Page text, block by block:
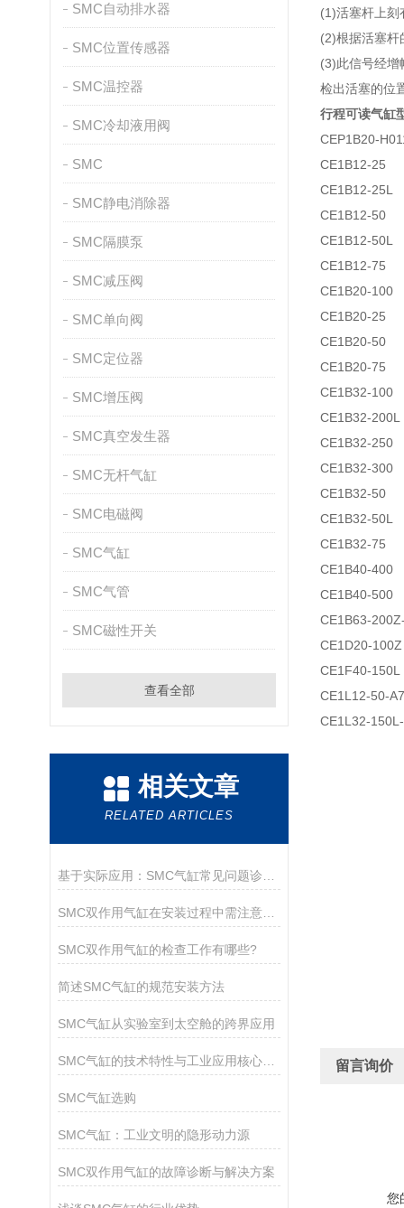
SMC自动排水器
SMC位置传感器
SMC温控器
SMC冷却液用阀
SMC
SMC静电消除器
SMC隔膜泵
SMC减压阀
SMC单向阀
SMC定位器
SMC增压阀
SMC真空发生器
SMC无杆气缸
SMC电磁阀
SMC气缸
SMC气管
SMC磁性开关
查看全部
相关文章
RELATED ARTICLES
SMC双作用气缸在安装过程中需注意以下关键事项
SMC双作用气缸的检查工作有哪些?
简述SMC气缸的规范安装方法
SMC气缸从实验室到太空舱的跨界应用
SMC气缸的技术特性与工业应用核心解析
SMC气缸选购
SMC气缸：工业文明的隐形动力源
SMC双作用气缸的故障诊断与解决方案
(1)活塞杆上刻
(2)根据活塞
(3)此信号经
检出活塞的位
行程可读气缸
CEP1B20-
CE1B12-25
CE1B12-25L
CE1B12-50
CE1B12-50L
CE1B12-75
CE1B20-100
CE1B20-25
CE1B20-50
CE1B20-75
CE1B32-100
CE1B32-200L
CE1B32-250
CE1B32-300
CE1B32-50
CE1B32-50L
CE1B32-75
CE1B40-400
CE1B40-500
CE1B63-
CE1D20-100Z
CE1F40-150L
CE1L12-50-
CE1L32-
留言询价
您